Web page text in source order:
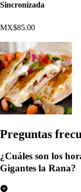
Sincronizada
MX$85.00
Preguntas
¿Cuáles son los
Gigantes la Rana?